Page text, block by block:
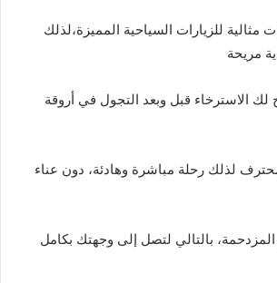
مثالية للزيارات السياحية المميزة،لذلك
مريحة
الاسترخاء قبل وبعد التجول في أروقة
لذلك رحلة مباشرة وهادئة، دون عناء
بالتالي لتصل إلى وجهتك بكامل